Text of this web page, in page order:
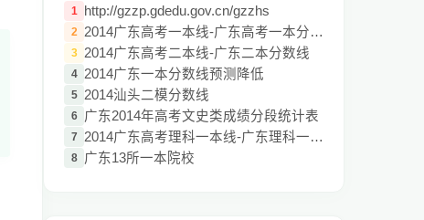
1 http://gzzp.gdedu.gov.cn/gzzhs
2 2014广东高考一本线-广东高考一本分数线
3 2014广东高考二本线-广东二本分数线
4 2014广东一本分数线预测降低
5 2014汕头二模分数线
6 广东2014年高考文史类成绩分段统计表
7 2014广东高考理科一本线-广东理科一本分数
8 广东13所一本院校